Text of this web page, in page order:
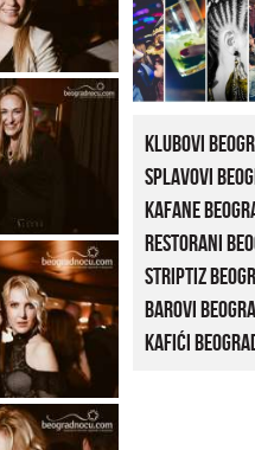
Klubovi
Splavovi
Kafane
Restorani
Striptiz
Barovi
Kafići